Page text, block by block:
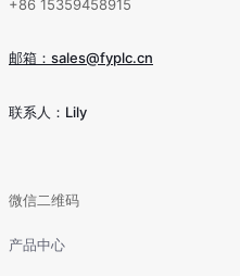
+86 15359458915
邮箱：sales@fyplc.cn
联系人：Lily
微信二维码
产品中心